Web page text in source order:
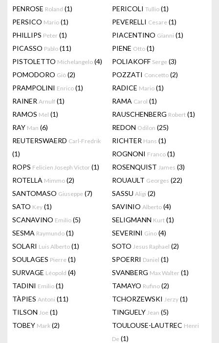
PENROSE Roland (1) PERICOLI Tullio (1)
PERSICO Mario (1) PEVERELLI Cesare (1)
PHILLIPS Peter (1) PIACENTINO Gianni (1)
PICASSO Pablo (11) PIENE Otto (1)
PISTOLETTO Michelangelo (4) POLIAKOFF Serge (3)
POMODORO Giò (2) POZZATI Concetto (2)
PRAMPOLINI Enrico (1) RADICE Mario (1)
RAINER Arnulf (1) RAMA Carol (1)
RAMOS Mel (1) RAUSCHENBERG Robert (1)
RAY Man (6) REDON Odilon (25)
REUTERSWAERD Carl-Fredrik
(1)
RICHTER Hans (1)
ROGNONI Franco (1)
ROPS Felicien Joseph Victor (1) ROSENQUIST James (3)
ROTELLA Mimmo (2) ROUAULT Georges (22)
SANTOMASO Giuseppe (7) SASSU Aligi (2)
SATO Key (1) SAVINIO Alberto (4)
SCANAVINO Emilio (5) SELIGMANN Kurt (1)
SESMA Raymundo (1) SEVERINI Gino (4)
SOLARI Luis Alberto (1) SOTO Jesus Raphael (2)
SOULAGES Pierre (1) SPOERRI Daniel (1)
SURVAGE Léopold (4) SVANBERG Max Walter (1)
TADINI Emilio (1) TAMAYO Rufino (2)
TÀPIES Antoni (11) TCHORZEWSKI Jerzy (1)
TILSON Joe (1) TINGUELY Jean (5)
TOBEY Mark (2) TOULOUSE-LAUTREC Henri
De (1)